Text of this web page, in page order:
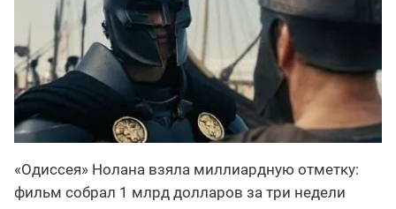
«Одиссея» Нолана взяла миллиардную отметку:
фильм собрал 1 млрд долларов за три недели